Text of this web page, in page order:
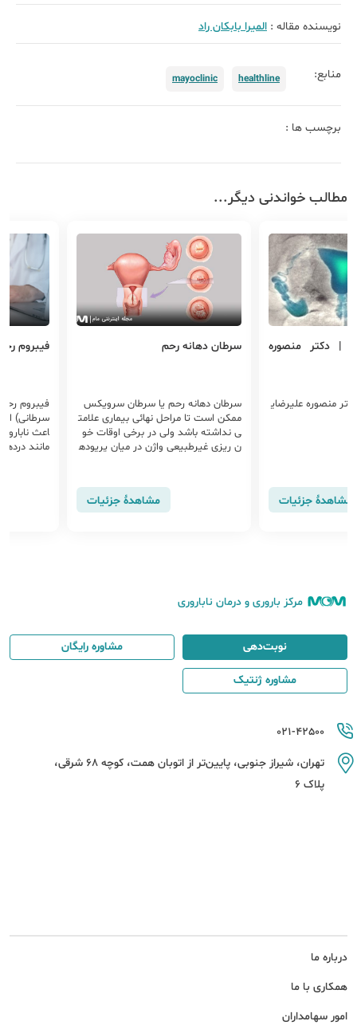
نویسنده مقاله : الميرا بابكان راد
منابع: healthline
mayoclinic
برچسب ها :
مطالب خواندنی دیگر...
دکتر منصوره
منصوره علیرضای
جزئیات
سرطان دهانه رحم
سرطان دهانه رحم یا سرطان سرویکس
ممکن است تا مراحل نهائی بیماری علامت
ی نداشته باشد ولی در برخی اوقات خو
ن ریزی غیرطبیعی واژن در میان پریوده
مشاهدهٔ جزئیات
فیبروم رحم
فیبروم
سرطانی)
اعث
مانند
مرکز باروری و درمان ناباروری
درباره ما
همکاری با ما
امور سهامداران
021-42500
تهران، شیراز جنوبی، پایین‌تر از اتوبان همت، کوچه 68 شرقی،
پلاک 6
نوبت‌دهی مشاوره رایگان
مشاوره ژنتیک